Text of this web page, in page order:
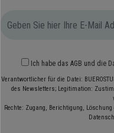
Ich habe das AGB und die
Verantwortlicher für die Datei:
des Newsletters; Legitimation:
Rechte: Zugang, Berichtigung,